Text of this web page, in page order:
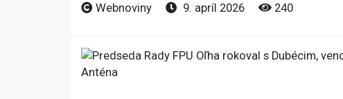
Webnoviny 9. apríl 2026 240